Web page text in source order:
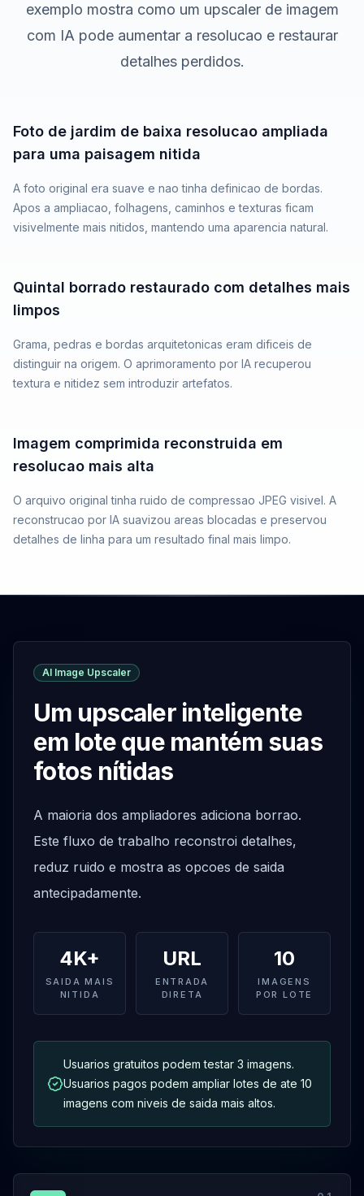
exemplo mostra como um upscaler de imagem
com IA pode aumentar a resolucao e restaurar
detalhes perdidos.
Original
Foto de jardim de baixa resolucao ampliada
para uma paisagem nitida
A foto original era suave e nao tinha definicao de bordas.
Apos a ampliacao, folhagens, caminhos e texturas ficam
visivelmente mais nitidos, mantendo uma aparencia natural.
Original
Quintal borrado restaurado com detalhes mais
limpos
Grama, pedras e bordas arquitetonicas eram dificeis de
distinguir na origem. O aprimoramento por IA recuperou
textura e nitidez sem introduzir artefatos.
Original
Imagem comprimida reconstruida em
resolucao mais alta
O arquivo original tinha ruido de compressao JPEG visivel. A
reconstrucao por IA suavizou areas blocadas e preservou
detalhes de linha para um resultado final mais limpo.
AI Image Upscaler
Um upscaler inteligente
em lote que mantém suas
fotos nítidas
A maioria dos ampliadores adiciona borrao.
Este fluxo de trabalho reconstroi detalhes,
reduz ruido e mostra as opcoes de saida
antecipadamente.
4K+
SAIDA MAIS
NITIDA
URL
ENTRADA
DIRETA
10
IMAGENS
POR LOTE
Usuarios gratuitos podem testar 3 imagens.
Usuarios pagos podem ampliar lotes de ate 10
imagens com niveis de saida mais altos.